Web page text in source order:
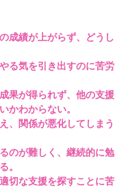
成績が上がらず、どうし
る気を引き出すのに苦労
果が得られず、他の支援
かわからない。
、関係が悪化してしまう
のが難しく、継続的に勉
。
切な支援を探すことに苦